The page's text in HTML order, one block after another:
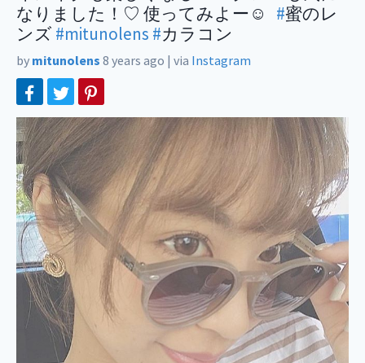
なりました！♡ 使ってみよー☺︎ #蜜のレ
ンズ #mitunolens #カラコン
by mitunolens 8 years ago | via Instagram